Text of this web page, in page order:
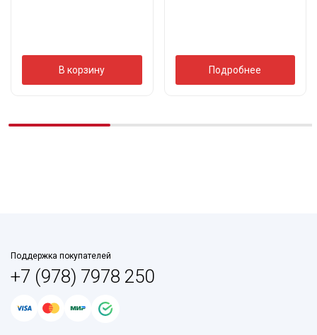
В корзину Подробнее
Поддержка покупателей
+7 (978) 7978 250